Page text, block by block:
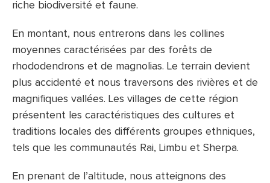
riche biodiversité et faune.
En montant, nous entrerons dans les collines
moyennes caractérisées par des forêts de
rhododendrons et de magnolias. Le terrain devient
plus accidenté et nous traversons des rivières et de
magnifiques vallées. Les villages de cette région
présentent les caractéristiques des cultures et
traditions locales des différents groupes ethniques,
tels que les communautés Rai, Limbu et Sherpa.
En prenant de l’altitude, nous atteignons des